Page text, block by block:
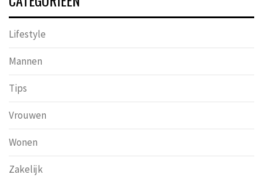
Lifestyle
Mannen
Tips
Vrouwen
Wonen
Zakelijk